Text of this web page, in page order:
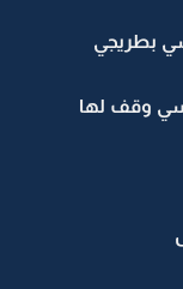
بطريجي
وقف لها